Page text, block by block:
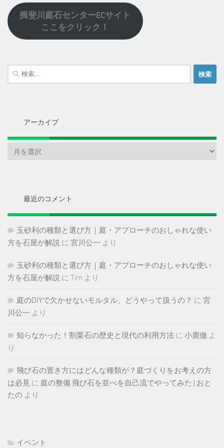
揖斐川庭石センターECサイト
ここをクリック！
検
索:
アーカイブ
最近のコメント
玉砂利の種類と選び方｜庭・アプローチのおしゃれな使い
方を石屋が解説 に 宮川公一 より
玉砂利の種類と選び方｜庭・アプローチのおしゃれな使い
方を石屋が解説 に Tim より
庭のDIYで欠かせないモルタル、どうやって扱うの？ に 宮
川公一 より
知らなかった！割栗石の歴史と現代の利用方法 に 小鹿徹 よ
り
飛び石の置き方にはどんな種類が？庭づくりをお考えの方
は必見 に 庭の整備 飛び石を並べを自己流でやってみた | おと
たの より
イベント